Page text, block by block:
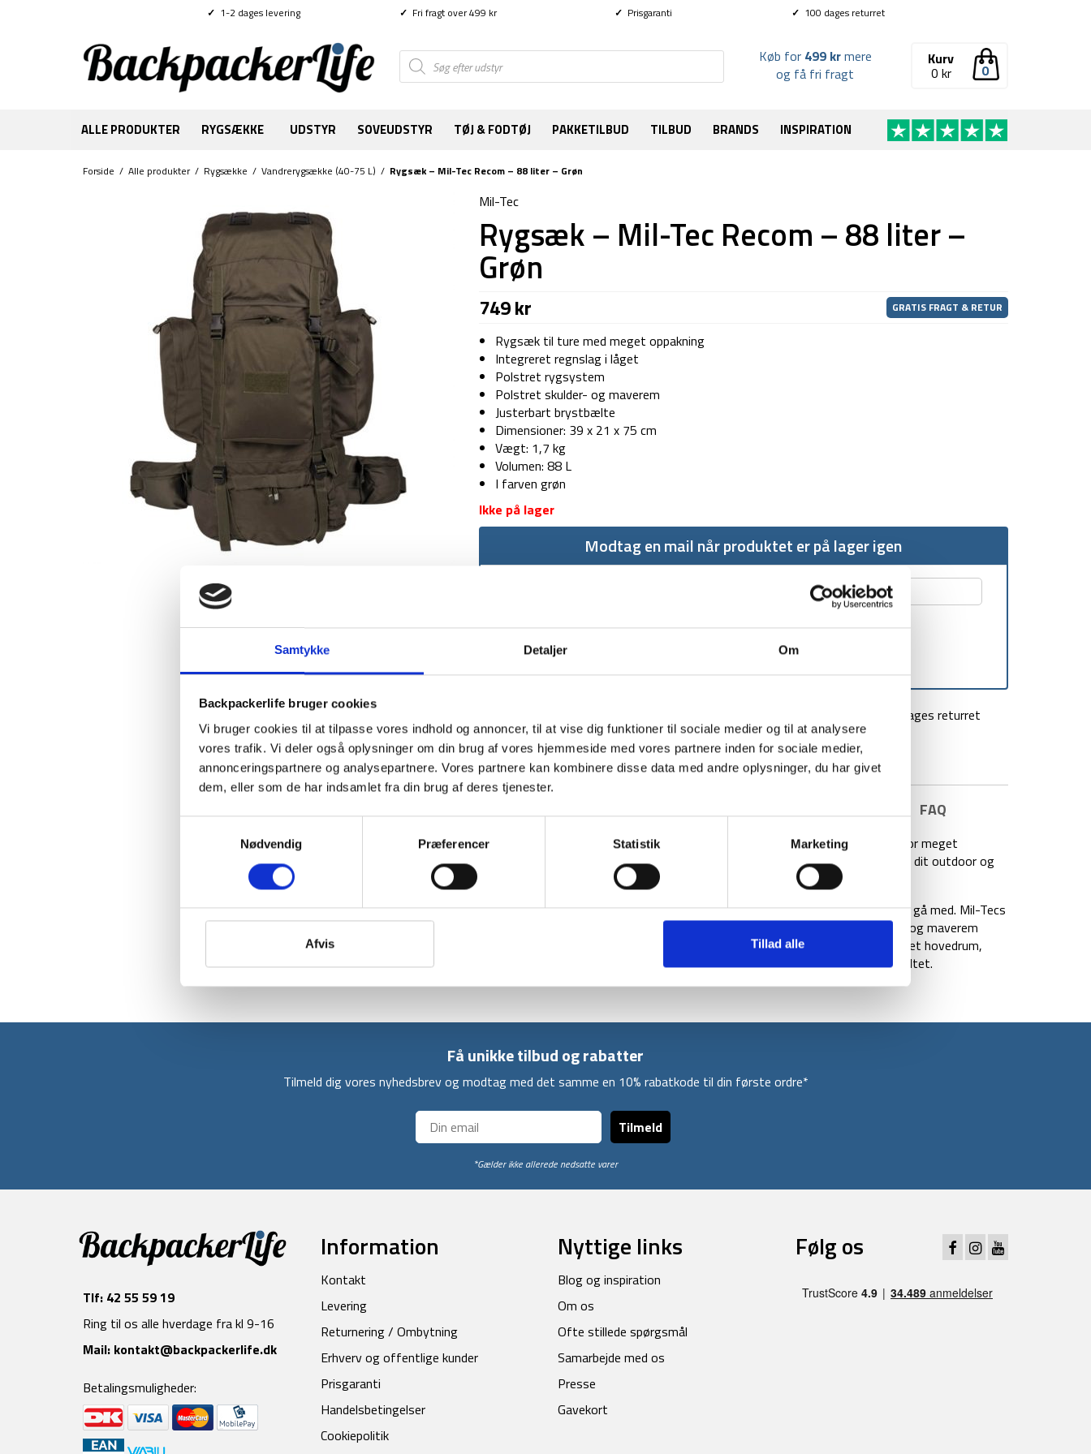
Samtykke Detaljer Om
Backpackerlife bruger cookies
Vi bruger cookies til at tilpasse vores indhold og annoncer, til at vise dig funktioner til sociale medier og til at analysere
vores trafik. Vi deler også oplysninger om din brug af vores hjemmeside med vores partnere inden for sociale medier,
annonceringspartnere og analysepartnere. Vores partnere kan kombinere disse data med andre oplysninger, du har givet
dem, eller som de har indsamlet fra din brug af deres tjenester.
Nødvendig
Præferencer Statistik Marketing
Afvis Tillad alle
✓ 1-2 dages levering ✓ Fri fragt over 499 kr ✓ Prisgaranti ✓ 100 dages returret
Products
search 0
Kurv
0 kr
Køb for 499 krmere
og få fri fragt
ALLE PRODUKTER RYGSÆKKE UDSTYR SOVEUDSTYR TØJ & FODTØJ PAKKETILBUD TILBUD BRANDS INSPIRATION
Forside / Alle produkter/ Rygsække / Vandrerygsække (40-75 L) / Rygsæk – Mil-Tec Recom – 88 liter – Grøn
Mil-Tec
Rygsæk – Mil-Tec Recom – 88 liter –
Grøn
749kr GRATIS FRAGT & RETUR
Rygsæk til ture med meget oppakning
Integreret regnslag i låget
Polstret rygsystem
Polstret skulder- og maverem
Justerbart brystbælte
Dimensioner: 39 x 21 x 75 cm
Vægt: 1,7 kg
Volumen: 88 L
I farven grøn
Ikke på lager
Modtag en mail når produktet er på lager igen
100 dages returret
FAQ
Mil-Tecs Recom rygsæk er en populær trekking rygsæk til længere ture eller hvor meget
oppakning er krævet. Rygsækken rummer hele 88 liter, og kan derfor rumme alt dit outdoor og
Rygsækken har mange fine detaljer, som gør den både behagelig og praktisk at gå med. Mil-Tecs
Recom 88L har bl.a. integreret regnslag, polstret rygsystem, polstret skulder- og maverem
samt et justerbart brystbælte. Yderligere er rygsækken praktisk indrettet med et hovedrum,
adskilt bundlomme, tre udvendige lommer og to små lynlåslommer på mavebæltet.
Få unikke tilbud og rabatter
Tilmeld dig vores nyhedsbrev og modtag med det samme en 10% rabatkode til din første ordre*
Tilmeld
*Gælder ikke allerede nedsatte varer
Tlf: 42 55 59 19
Ring til os alle hverdage fra kl 9-16
Mail: kontakt@backpackerlife.dk
Betalingsmuligheder:
Information
Kontakt
Levering
Returnering / Ombytning
Erhverv og offentlige kunder
Prisgaranti
Handelsbetingelser
Cookiepolitik
Nyttige links
Blog og inspiration
Om os
Ofte stillede spørgsmål
Samarbejde med os
Presse
Gavekort
Følg os